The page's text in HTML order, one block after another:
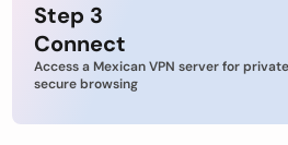
Step 3
Connect
Access a Mexican VPN server for
secure browsing